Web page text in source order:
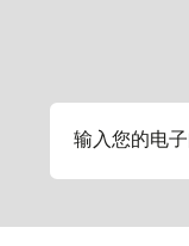
输入您的电